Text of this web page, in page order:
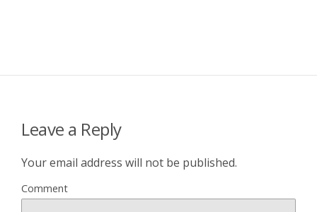
Leave a Reply
Your email address will not be published.
Comment